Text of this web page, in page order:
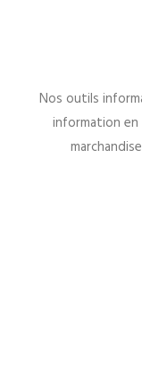
Nos outils
information